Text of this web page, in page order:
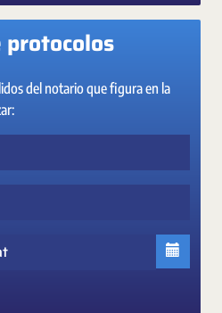
protocolos
del notario que figura en la